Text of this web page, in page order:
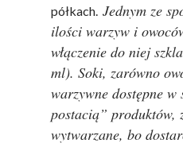
półkach. Jednym ze
ilości warzyw i
włączenie do niej
ml). Soki, zarówno
warzywne dostępne w
postacią” produktów,
wytwarzane, bo